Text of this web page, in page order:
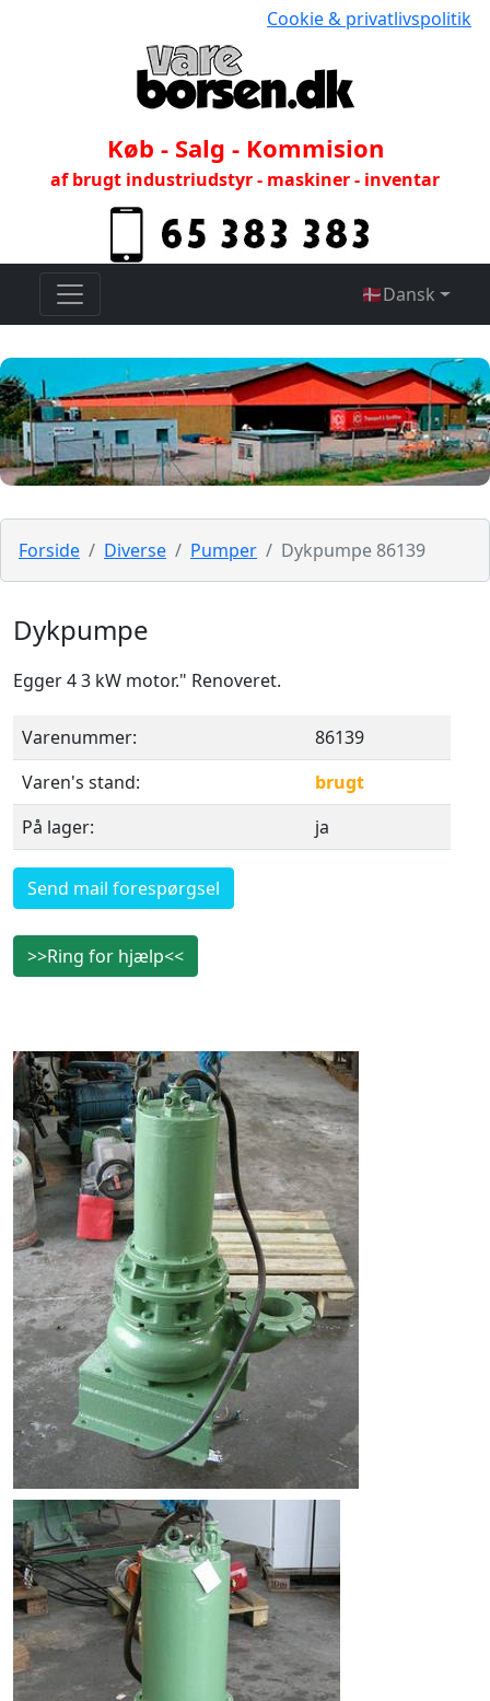
Cookie & privatlivspolitik
Køb - Salg - Kommision
af brugt industriudstyr - maskiner - inventar
🇩🇰Dansk
Forside Diverse Pumper Dykpumpe 86139
Dykpumpe
Egger 4 3 kW motor." Renoveret.
Varenummer:
86139
Varen's stand:
brugt
På lager:
ja
Send mail forespørgsel
>>Ring for hjælp<<